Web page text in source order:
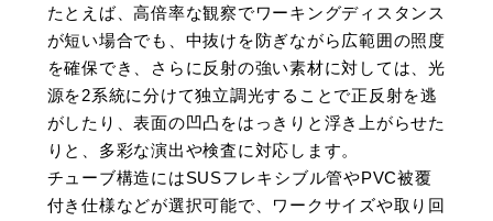
たとえば、高倍率な観察でワーキングディスタンス
が短い場合でも、中抜けを防ぎながら広範囲の照度
を確保でき、さらに反射の強い素材に対しては、光
源を2系統に分けて独立調光することで正反射を逃
がしたり、表面の凹凸をはっきりと浮き上がらせた
りと、多彩な演出や検査に対応します。
チューブ構造にはSUSフレキシブル管やPVC被覆
付き仕様などが選択可能で、ワークサイズや取り回